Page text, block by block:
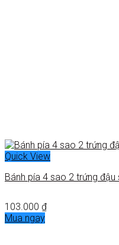
Quick View
Bánh pía 4 sao 2 trứng đậu
103.000 ₫
Mua ngay